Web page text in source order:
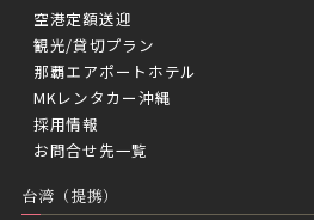
空港定額送迎
観光/貸切プラン
那覇エアポートホテル
MKレンタカー沖縄
採用情報
お問合せ先一覧
台湾（提携）